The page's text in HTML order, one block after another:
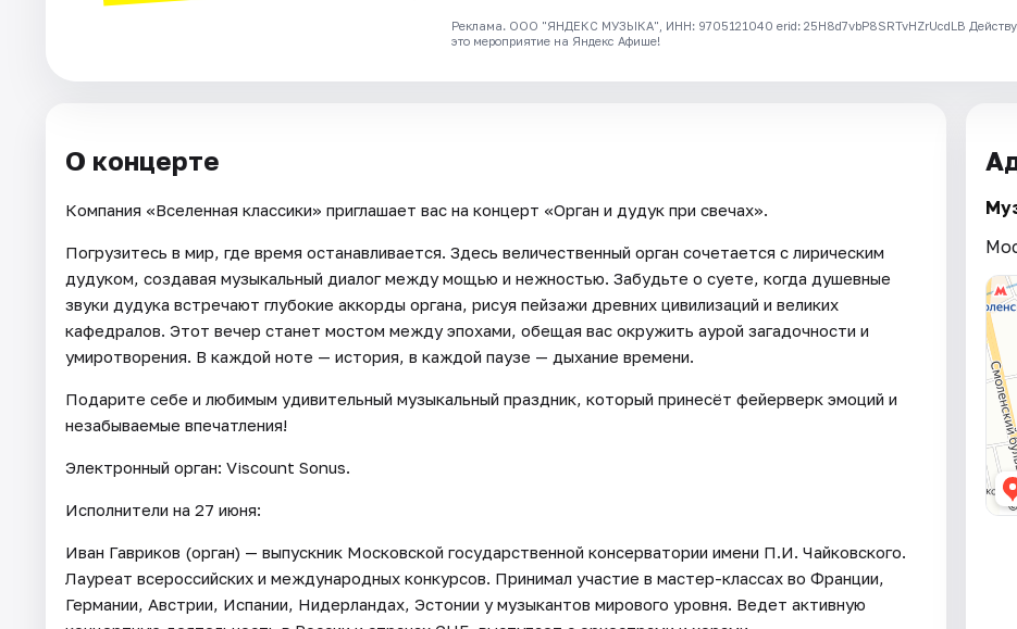
Реклама. ООО "ЯНДЕКС МУЗЫКА", ИНН: 9705121040 erid: 25H8d7vbP8SRTvHZrUcdLB
это мероприятие на Яндекс Афише!
О концерте
Компания «Вселенная классики» приглашает вас на концерт «Орган и дудук при свечах».
Погрузитесь в мир, где время останавливается. Здесь величественный орган сочетается с лирическим
дудуком, создавая музыкальный диалог между мощью и нежностью. Забудьте о суете, когда душевные
звуки дудука встречают глубокие аккорды органа, рисуя пейзажи древних цивилизаций и великих
кафедралов. Этот вечер станет мостом между эпохами, обещая вас окружить аурой загадочности и
умиротворения. В каждой ноте — история, в каждой паузе — дыхание времени.
Подарите себе и любимым удивительный музыкальный праздник, который принесёт фейерверк эмоций и
незабываемые впечатления!
Электронный орган: Viscount Sonus.
Исполнители на 27 июня:
Иван Гавриков (орган) — выпускник Московской государственной консерватории имени П.И. Чайковского.
Лауреат всероссийских и международных конкурсов. Принимал участие в мастер-классах во Франции,
Германии, Австрии, Испании, Нидерландах, Эстонии у музыкантов мирового уровня. Ведет активную